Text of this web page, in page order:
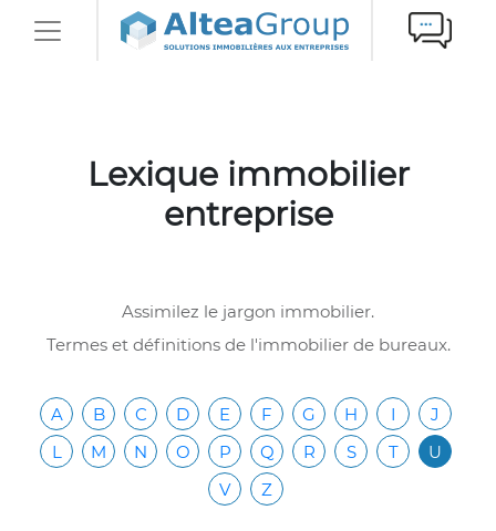
Lexique immobilier
entreprise
Assimilez le jargon immobilier.
Termes et définitions de l'immobilier de bureaux.
A B C D E F G H I
J
L
M N O P Q R S T
U
V
Z